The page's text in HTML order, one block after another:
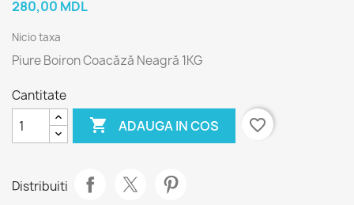
280,00 MDL
Nicio taxa
Piure Boiron Coacăză Neagră 1KG
Cantitate
 ADAUGA IN COS favorite_border
Distribuiti